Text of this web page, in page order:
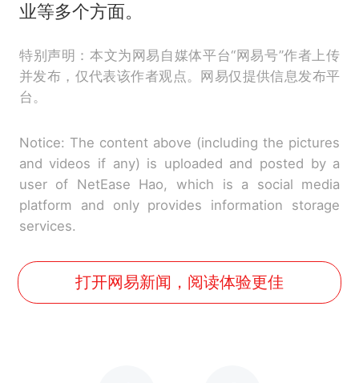
业等多个方面。
特别声明：本文为网易自媒体平台“网易号”作者上传
并发布，仅代表该作者观点。网易仅提供信息发布平
台。
Notice: The content above (including the pictures
and videos if any) is uploaded and posted by a
user of NetEase Hao, which is a social media
platform and only provides information storage
services.
打开网易新闻，阅读体验更佳